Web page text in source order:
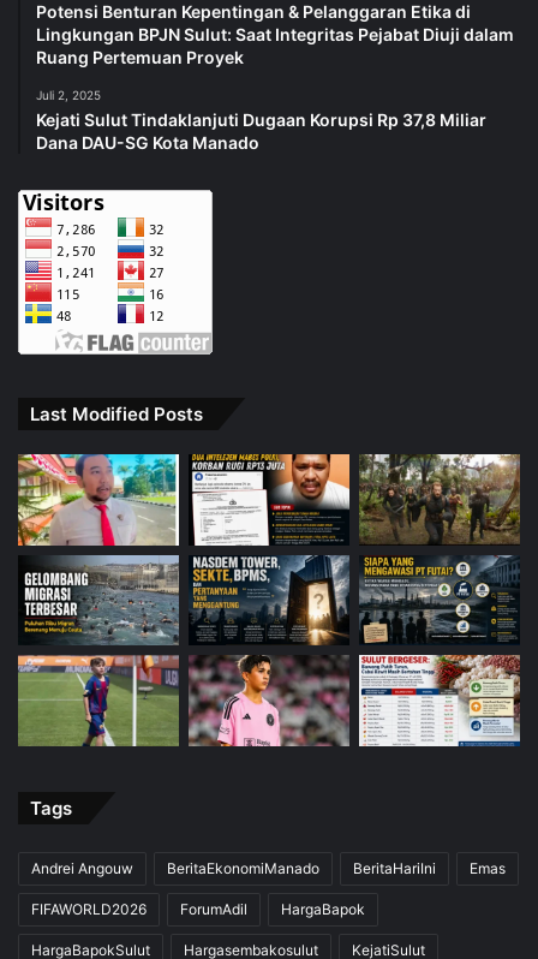
Potensi Benturan Kepentingan & Pelanggaran Etika di
Lingkungan BPJN Sulut: Saat Integritas Pejabat Diuji dalam
Ruang Pertemuan Proyek
Juli 2, 2025
Kejati Sulut Tindaklanjuti Dugaan Korupsi Rp 37,8 Miliar
Dana DAU-SG Kota Manado
Last Modified Posts
Tags
Andrei Angouw BeritaEkonomiManado BeritaHariIni Emas
FIFAWORLD2026 ForumAdil HargaBapok
HargaBapokSulut Hargasembakosulut KejatiSulut